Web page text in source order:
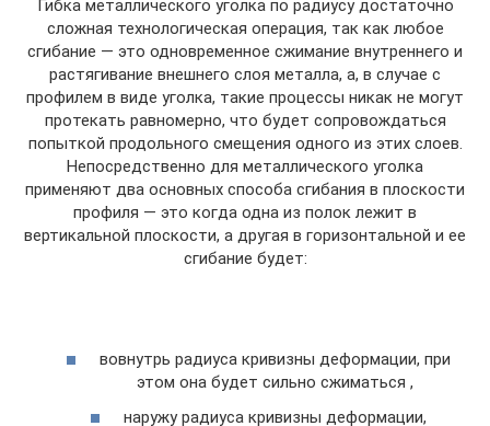
Гибка металлического уголка по радиусу достаточно
сложная технологическая операция, так как любое
сгибание — это одновременное сжимание внутреннего и
растягивание внешнего слоя металла, а, в случае с
профилем в виде уголка, такие процессы никак не могут
протекать равномерно, что будет сопровождаться
попыткой продольного смещения одного из этих слоев.
Непосредственно для металлического уголка
применяют два основных способа сгибания в плоскости
профиля — это когда одна из полок лежит в
вертикальной плоскости, а другая в горизонтальной и ее
сгибание будет:
вовнутрь радиуса кривизны деформации, при
этом она будет сильно сжиматься ,
наружу радиуса кривизны деформации,